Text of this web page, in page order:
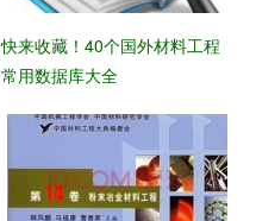
快来收藏！40个国外材料工程
常用数据库大全